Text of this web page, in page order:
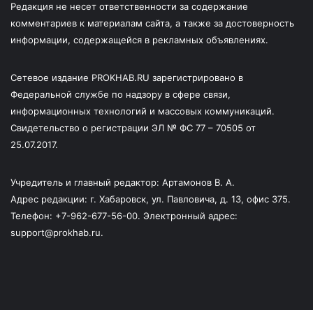
Редакция не несет ответственности за содержание
комментариев к материалам сайта, а также за достоверность
информации, содержащейся в рекламных объявлениях.
Сетевое издание PROKHAB.RU зарегистрировано в
Федеральной службе по надзору в сфере связи,
информационных технологий и массовых коммуникаций.
Свидетельство о регистрации ЭЛ № ФС 77 – 70505 от
25.07.2017.
Учредитель и главный редактор: Артамонов В. А.
Адрес редакции: г. Хабаровск, ул. Павловича, д. 13, офис 375.
Телефон: +7-962-677-56-00. Электронный адрес:
support@prokhab.ru.